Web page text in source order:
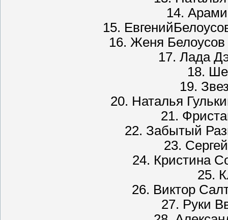
14.
15.
16. Женя
17. Лада
18.
19.
20. Наталья
21.
22. Забытый
23.
24. Кристина
25.
26. Виктор
27. Руки